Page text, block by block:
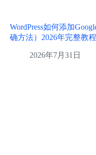
WordPress如何添加
确方法）2026年完整教程
2026年7月31日